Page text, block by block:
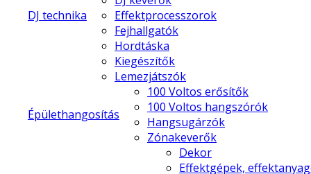
DJ technika
Effektprocesszorok
Fejhallgatók
Hordtáska
Kiegészítők
Lemezjátszók
Épülethangosítás
100 Voltos erősítők
100 Voltos hangszórók
Hangsugárzók
Zónakeverők
Dekor
Effektgépek,